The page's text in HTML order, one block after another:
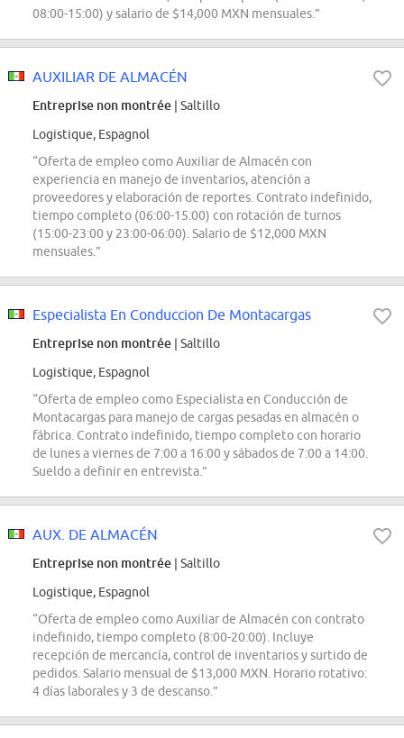
08:00-15:00) y salario de $14,000 MXN mensuales.”
AUXILIAR DE ALMACÉN
Entreprise non montrée | Saltillo
Logistique, Espagnol
“Oferta de empleo como Auxiliar de Almacén con
experiencia en manejo de inventarios, atención a
proveedores y elaboración de reportes. Contrato indefinido,
tiempo completo (06:00-15:00) con rotación de turnos
(15:00-23:00 y 23:00-06:00). Salario de $12,000 MXN
mensuales.”
Especialista En Conduccion De Montacargas
Entreprise non montrée | Saltillo
Logistique, Espagnol
“Oferta de empleo como Especialista en Conducción de
Montacargas para manejo de cargas pesadas en almacén o
fábrica. Contrato indefinido, tiempo completo con horario
de lunes a viernes de 7:00 a 16:00 y sábados de 7:00 a 14:00.
Sueldo a definir en entrevista.”
AUX. DE ALMACÉN
Entreprise non montrée | Saltillo
Logistique, Espagnol
“Oferta de empleo como Auxiliar de Almacén con contrato
indefinido, tiempo completo (8:00-20:00). Incluye
recepción de mercancía, control de inventarios y surtido de
pedidos. Salario mensual de $13,000 MXN. Horario rotativo:
4 días laborales y 3 de descanso.”